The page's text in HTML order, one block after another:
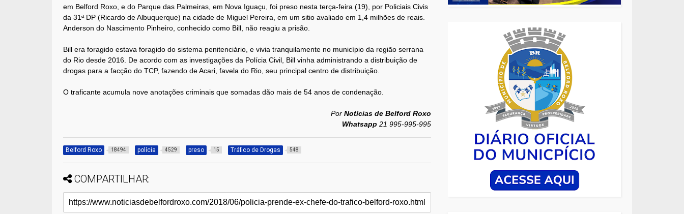
em Belford Roxo, e do Parque das Palmeiras, em Nova Iguaçu, foi preso nesta terça-feira (19), por Policiais Civis
da 31ª DP (Ricardo de Albuquerque) na cidade de Miguel Pereira, em um sitio avaliado em 1,4 milhões de reais.
Anderson do Nascimento Pinheiro, conhecido como Bill, não reagiu a prisão.
Bill era foragido estava foragido do sistema penitenciário, e vivia tranquilamente no município da região serrana
do Rio desde 2016. De acordo com as investigações da Polícia Civil, Bill vinha administrando a distribuição de
drogas para a facção do TCP, fazendo de Acari, favela do Rio, seu principal centro de distribuição.
O traficante acumula nove anotações criminais que somadas dão mais de 54 anos de condenação.
PorNotícias de Belford Roxo
Whatsapp21 995-995-995
Belford Roxo 18494 polícia 4529 preso 15 Tráfico de Drogas 548
COMPARTILHAR: